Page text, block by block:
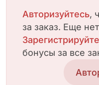
Авторизуйтесь,
за заказ. Еще
бонусы за все